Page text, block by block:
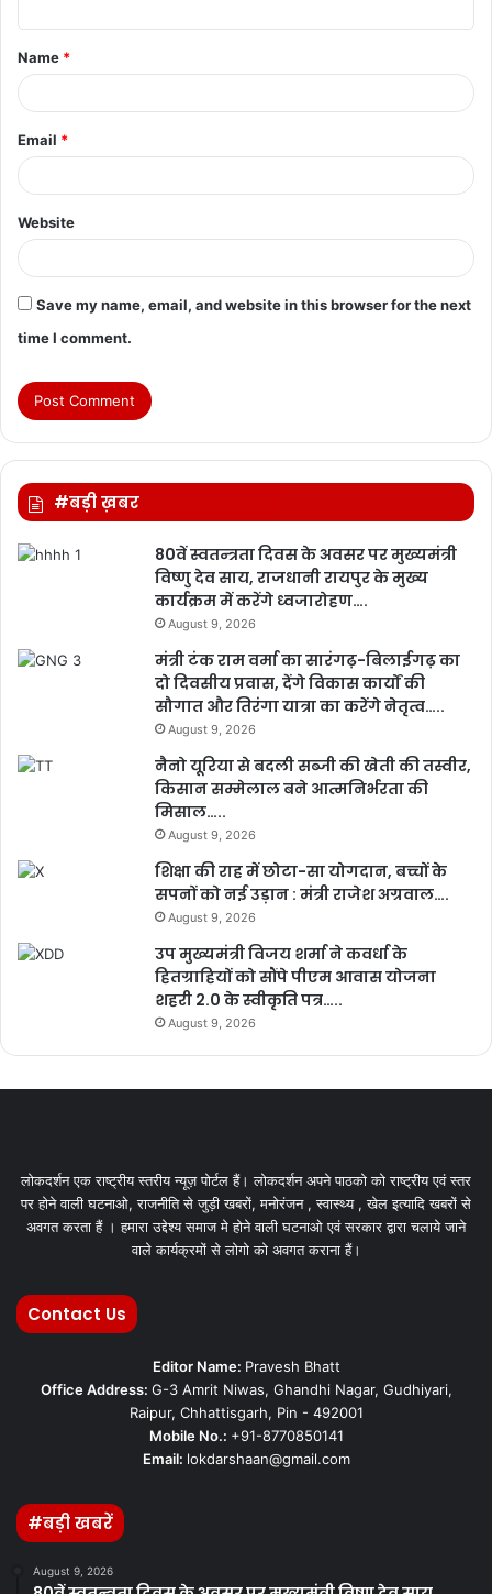
t
*
Name *
Email *
Website
Save my name, email, and website in this browser for the next
time I comment.
#बड़ी ख़बर
80वें स्वतन्त्रता दिवस के अवसर पर मुख्यमंत्री
विष्णु देव साय, राजधानी रायपुर के मुख्य
कार्यक्रम में करेंगे ध्वजारोहण….
August 9, 2026
मंत्री टंक राम वर्मा का सारंगढ़-बिलाईगढ़ का
दो दिवसीय प्रवास, देंगे विकास कार्यों की
सौगात और तिरंगा यात्रा का करेंगे नेतृत्व…..
August 9, 2026
नैनो यूरिया से बदली सब्जी की खेती की तस्वीर,
किसान सम्मेलाल बने आत्मनिर्भरता की
मिसाल…..
August 9, 2026
शिक्षा की राह में छोटा-सा योगदान, बच्चों के
सपनों को नई उड़ान : मंत्री राजेश अग्रवाल….
August 9, 2026
उप मुख्यमंत्री विजय शर्मा ने कवर्धा के
हितग्राहियों को सौंपे पीएम आवास योजना
शहरी 2.0 के स्वीकृति पत्र…..
August 9, 2026
लोकदर्शन एक राष्ट्रीय स्तरीय न्यूज़ पोर्टल हैं। लोकदर्शन अपने पाठको को राष्ट्रीय एवं स्तर
पर होने वाली घटनाओ, राजनीति से जुड़ी खबरों, मनोरंजन , स्वास्थ्य , खेल इत्यादि खबरों से
अवगत करता हैं । हमारा उद्देश्य समाज मे होने वाली घटनाओ एवं सरकार द्वारा चलाये जाने
वाले कार्यक्रमों से लोगो को अवगत कराना हैं।
Contact Us
Editor Name: Pravesh Bhatt
Office Address: G-3 Amrit Niwas, Ghandhi Nagar, Gudhiyari,
Raipur, Chhattisgarh, Pin - 492001
Mobile No.: +91-8770850141
Email: lokdarshaan@gmail.com
#बड़ी खबरें
August 9, 2026